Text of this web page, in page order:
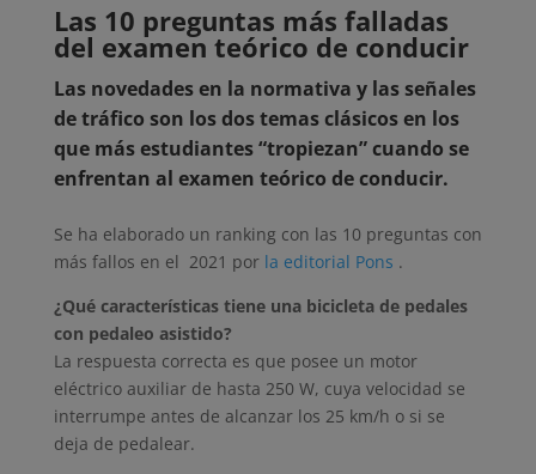
Las 10 preguntas más falladas
del examen teórico de conducir
Las novedades en la normativa y las señales
de tráfico son los dos temas clásicos en los
que más estudiantes “tropiezan” cuando se
enfrentan al examen teórico de conducir.
Se ha elaborado un ranking con las 10 preguntas con
más fallos en el 2021 por la editorial Pons .
¿Qué características tiene una bicicleta de pedales
con pedaleo asistido?
La respuesta correcta es que posee un motor
eléctrico auxiliar de hasta 250 W, cuya velocidad se
interrumpe antes de alcanzar los 25 km/h o si se
deja de pedalear.